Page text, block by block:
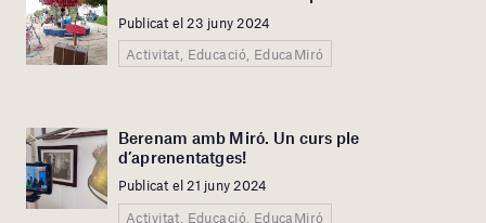
Publicat el 23 juny 2024
Activitat, Educació, EducaMiró
Berenam amb Miró. Un curs ple
d’aprenentatges!
Publicat el 21 juny 2024
Activitat, Educació, EducaMiró